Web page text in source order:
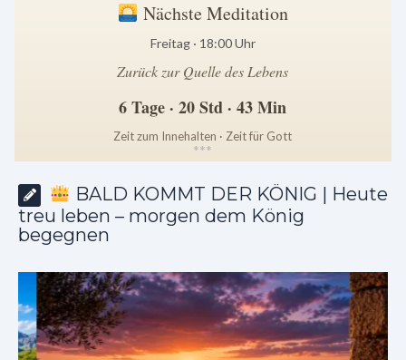
Nächste Meditation
Freitag · 18:00 Uhr
Zurück zur Quelle des Lebens
6 Tage · 20 Std · 43 Min
Zeit zum Innehalten · Zeit für Gott
***
BALD KOMMT DER KÖNIG | Heute
treu leben – morgen dem König
begegnen